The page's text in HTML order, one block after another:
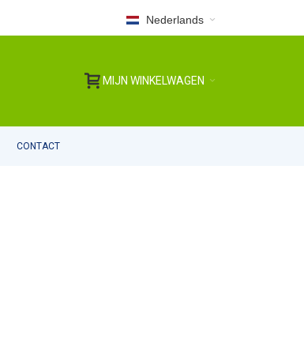
Nederlands
MIJN WINKELWAGEN
CONTACT